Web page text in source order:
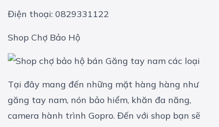
Điện thoại: 0829331122
Shop Chợ Bảo Hộ
Tại đây mang đến những mặt hàng hàng như
găng tay nam, nón bảo hiểm, khăn đa năng,
camera hành trình Gopro. Đến với shop bạn sẽ